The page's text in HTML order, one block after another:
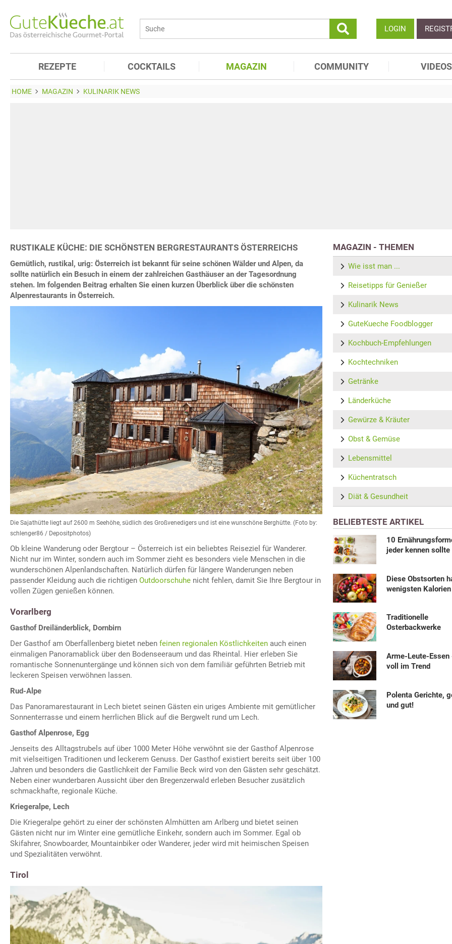
LOGIN
REZEPTE COCKTAILS MAGAZIN COMMUNITY VIDEOS
HOME MAGAZIN KULINARIK NEWS
RUSTIKALE KÜCHE: DIE SCHÖNSTEN BERGRESTAURANTS ÖSTERREICHS
Gemütlich, rustikal, urig: Österreich ist bekannt für seine schönen Wälder und Alpen, da
sollte natürlich ein Besuch in einem der zahlreichen Gasthäuser an der Tagesordnung
stehen. Im folgenden Beitrag erhalten Sie einen kurzen Überblick über die schönsten
Alpenrestaurants in Österreich.
Die Sajathütte liegt auf 2600 m Seehöhe, südlich des Großvenedigers und ist eine wunschöne Berghütte. (Foto by:
schlenger86 / Depositphotos)
Ob kleine Wanderung oder Bergtour – Österreich ist ein beliebtes Reiseziel für Wanderer.
Nicht nur im Winter, sondern auch im Sommer zieht es besonders viele Menschen in die
wunderschönen Alpenlandschaften. Natürlich dürfen für längere Wanderungen neben
passender Kleidung auch die richtigen Outdoorschuhe nicht fehlen, damit Sie Ihre Bergtour in
vollen Zügen genießen können.
Vorarlberg
Gasthof Dreiländerblick, Dornbirn
Der Gasthof am Oberfallenberg bietet neben feinen regionalen Köstlichkeiten auch einen
einmaligen Panoramablick über den Bodenseeraum und das Rheintal. Hier erleben Sie
romantische Sonnenuntergänge und können sich von dem familiär geführten Betrieb mit
leckeren Speisen verwöhnen lassen.
Rud-Alpe
Das Panoramarestaurant in Lech bietet seinen Gästen ein uriges Ambiente mit gemütlicher
Sonnenterrasse und einem herrlichen Blick auf die Bergwelt rund um Lech.
Gasthof Alpenrose, Egg
Jenseits des Alltagstrubels auf über 1000 Meter Höhe verwöhnt sie der Gasthof Alpenrose
mit vielseitigen Traditionen und leckerem Genuss. Der Gasthof existiert bereits seit über 100
Jahren und besonders die Gastlichkeit der Familie Beck wird von den Gästen sehr geschätzt.
Neben einer wunderbaren Aussicht über den Bregenzerwald erleben Besucher zusätzlich
schmackhafte, regionale Küche.
Kriegeralpe, Lech
Die Kriegeralpe gehört zu einer der schönsten Almhütten am Arlberg und bietet seinen
Gästen nicht nur im Winter eine gemütliche Einkehr, sondern auch im Sommer. Egal ob
Skifahrer, Snowboarder, Mountainbiker oder Wanderer, jeder wird mit heimischen Speisen
und Spezialitäten verwöhnt.
Tirol
MAGAZIN - THEMEN
Wie isst man ...
Reisetipps für Genießer
Kulinarik News
GuteKueche Foodblogger
Kochbuch-Empfehlungen
Kochtechniken
Getränke
Länderküche
Gewürze & Kräuter
Obst & Gemüse
Lebensmittel
Küchentratsch
Diät & Gesundheit
BELIEBTESTE ARTIKEL
10
jeder kennen sollte
Diese Obstsorten
wenigsten Kalorien
Traditionelle
Osterbackwerke
Arme-Leute-
voll im Trend
Polenta Gerichte,
und gut!